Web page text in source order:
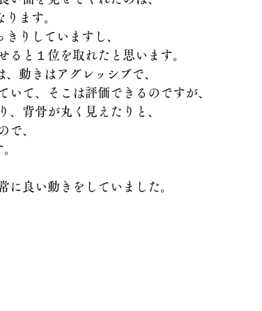
ます。
りしていますし、
ると１位を取れたと思います。
動きはアグレッシブで、
いて、そこは評価できるのですが、
、背骨が丸く見えたりと、
で、
に良い動きをしていました。